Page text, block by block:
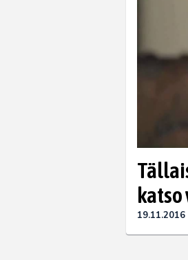
katso
19.11.2016